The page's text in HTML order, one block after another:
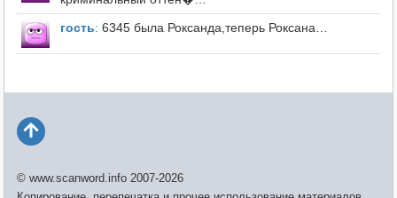
гость: 6345 была Роксанда,теперь Роксана…
© www.scanword.info 2007-2026